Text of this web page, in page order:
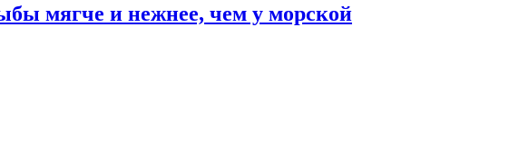
мягче и нежнее, чем у морской